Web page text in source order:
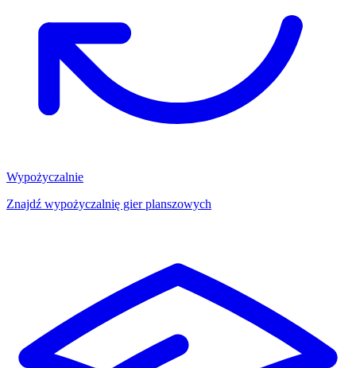
Wypożyczalnie
Znajdź wypożyczalnię gier planszowych